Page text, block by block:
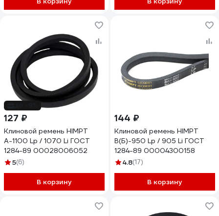
127 ₽
Клиновой ремень HIMPT
А-1100 Lp / 1070 Li ГОСТ
1284-89 00028006052
5(6)
В корзину
144 ₽
Клиновой ремень HIMPT
В(Б)-950 Lp / 905 Li ГОСТ
1284-89 00004300158
4.8(17)
В корзину